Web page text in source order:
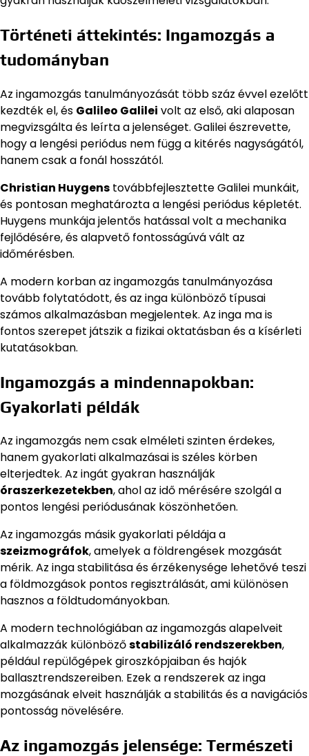
Történeti áttekintés: Ingamozgás a
tudományban
Az ingamozgás tanulmányozását több száz évvel ezelőtt
kezdték el, és Galileo Galilei volt az első, aki alaposan
megvizsgálta és leírta a jelenséget. Galilei észrevette,
hogy a lengési periódus nem függ a kitérés nagyságától,
hanem csak a fonál hosszától.
Christian Huygens továbbfejlesztette Galilei munkáit,
és pontosan meghatározta a lengési periódus képletét.
Huygens munkája jelentős hatással volt a mechanika
fejlődésére, és alapvető fontosságúvá vált az
időmérésben.
A modern korban az ingamozgás tanulmányozása
tovább folytatódott, és az inga különböző típusai
számos alkalmazásban megjelentek. Az inga ma is
fontos szerepet játszik a fizikai oktatásban és a kísérleti
kutatásokban.
Ingamozgás a mindennapokban:
Gyakorlati példák
Az ingamozgás nem csak elméleti szinten érdekes,
hanem gyakorlati alkalmazásai is széles körben
elterjedtek. Az ingát gyakran használják
óraszerkezetekben, ahol az idő mérésére szolgál a
pontos lengési periódusának köszönhetően.
Az ingamozgás másik gyakorlati példája a
szeizmográfok, amelyek a földrengések mozgását
mérik. Az inga stabilitása és érzékenysége lehetővé teszi
a földmozgások pontos regisztrálását, ami különösen
hasznos a földtudományokban.
A modern technológiában az ingamozgás alapelveit
alkalmazzák különbözőstabilizáló rendszerekben,
például repülőgépek giroszkópjaiban és hajók
ballasztrendszereiben. Ezek a rendszerek az inga
mozgásának elveit használják a stabilitás és a navigációs
pontosság növelésére.
Az ingamozgás jelensége: Természeti